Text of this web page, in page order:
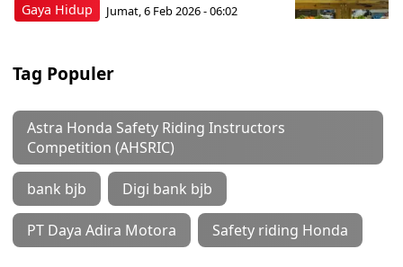
Gaya Hidup Jumat, 6 Feb 2026 - 06:02
Tag Populer
Astra Honda Safety Riding Instructors
Competition (AHSRIC)
bank bjb Digi bank bjb
PT Daya Adira Motora Safety riding Honda